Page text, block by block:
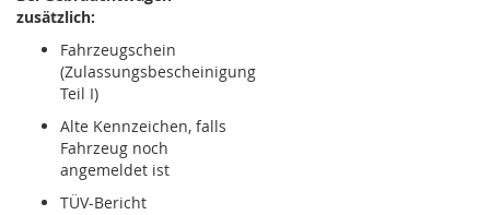
zusätzlich:
Fahrzeugschein
(Zulassungsbescheinigung
Teil I)
Alte Kennzeichen, falls
Fahrzeug noch
angemeldet ist
TÜV-Bericht